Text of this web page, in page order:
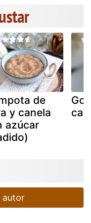
de
y canela
azúcar
autor